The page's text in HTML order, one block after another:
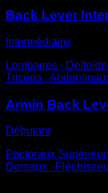
Back Lever
Intermédiaire
Lombaires ∙
Triceps ∙
Armin Back
Débutant
Pectoraux
Dorsaux ∙